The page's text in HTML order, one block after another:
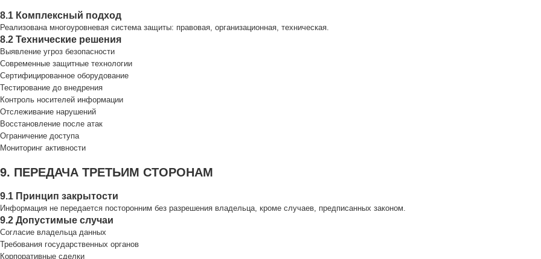
8.1 Комплексный подход
Реализована многоуровневая система защиты: правовая, организационная, техническая.
8.2 Технические решения
Выявление угроз безопасности
Современные защитные технологии
Сертифицированное оборудование
Тестирование до внедрения
Контроль носителей информации
Отслеживание нарушений
Восстановление после атак
Ограничение доступа
Мониторинг активности
9. ПЕРЕДАЧА ТРЕТЬИМ СТОРОНАМ
9.1 Принцип закрытости
Информация не передается посторонним без разрешения владельца, кроме случаев, предписанных законом.
9.2 Допустимые случаи
Согласие владельца данных
Требования государственных органов
Корпоративные сделки